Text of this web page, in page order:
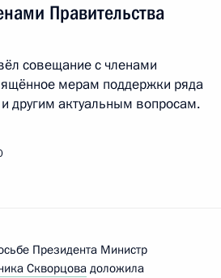
Правительства
совещание с членами
мерам поддержки ряда
другим актуальным вопросам.
Президента Министр
Скворцовадоложила